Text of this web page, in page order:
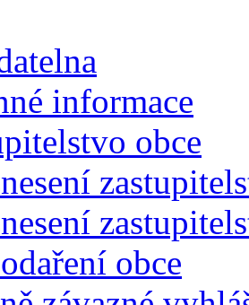
informace
obce
obce